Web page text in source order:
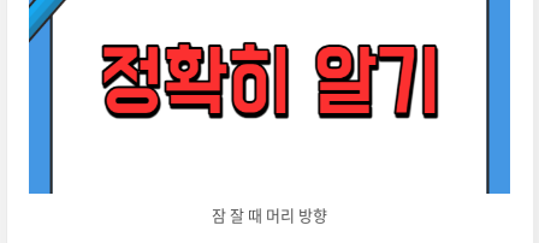
잠 잘 때 머리 방향